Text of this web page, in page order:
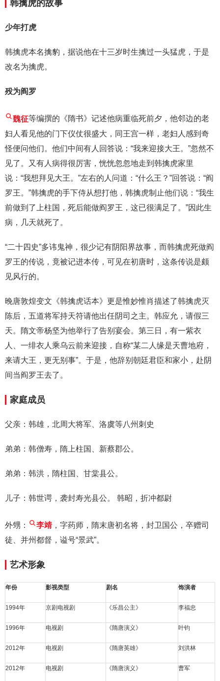
韩擒虎的故事
少年打虎
韩擒虎本名擒豹，据说他在十三岁时生擒过一头猛虎，于是
改名为擒虎。
殁为阎罗
魏征等编撰的《隋书》记述他病重临死前夕，他邻边的老
妇人看见他的门下仪仗很盛大，同王宫一样，老妇人感到奇
怪便问他们。他们中间有人回答说：“我来迎接大王。”忽然不
见了。又有人病得很厉害，恍恍忽忽地走到韩擒虎家里
说：“我想拜见大王。”左右的人问道：“什么王？”回答说：“阎
罗王。”韩擒虎的手下侍从想打他，韩擒虎制止他们说：“我生
前做到了上柱国，死后能做阎罗王，这已很满足了。”因此生
病，几天就死了。
“二十四史”多讳鬼神，很少记有阴阳界故事，而韩擒虎死做阎
罗王的传说，竟被记进本传，可见在初唐时，这条传说是颇
见风行的。
晚唐敦煌变文《韩擒虎话本》更是惟妙惟肖描述了韩擒虎灭
陈后，五道将军持天符请他出任阴司之主。韩应允，请假三
天。隋文帝杨坚为他举行了告别宴会。第三日，有一紫衣
人、一绯衣人乘乌云前来迎接，自称“某二人缘是天曹地府，
来请大王，更无别事”。于是，他辞别朝廷君臣和家小，赴阴
间当阎罗王去了。
家庭成员
父亲：韩雄，北周大将军、洛虞等八州刺史
弟弟：韩僧寿，隋上柱国、新蔡郡公。
弟弟：韩洪，隋柱国、甘棠县公。
儿子：韩世谔，袭封寿光县公。 韩昭，折冲都尉
外甥： 李靖 ，字药师，隋末唐初名将，封卫国公，卒赠司
徒、并州都督，谥号“景武”。
艺术形象
年份 影视类型 剧名 饰演者
1994年 京剧电视剧 《乐昌公主》 李福忠
1996年 电视剧 《隋唐演义》 叶钧
2012年 电视剧 《隋唐英雄》 刘洪林
2012年 电视剧 《隋唐演义》 曹军